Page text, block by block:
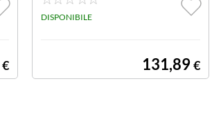
€
DISPONIBILE
131,89€